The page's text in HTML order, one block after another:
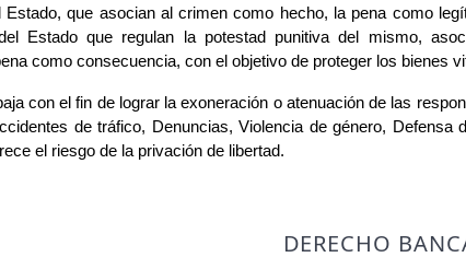
Estado, que asocian al crimen como hecho, la pena como
Estado que regulan la potestad punitiva del mismo,
como consecuencia, con el objetivo de proteger los bienes
con el fin de lograr la exoneración o atenuación de las
de tráfico, Denuncias, Violencia de género,
el riesgo de la privación de libertad.
DERECHO